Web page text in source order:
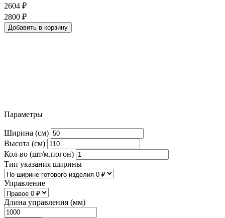
2604 ₽
2800 ₽
Добавить в корзину
Параметры
Ширина (см)
Высота (см)
Кол-во (шт/м.погон)
Тип указания ширины
Управление
Длина управления (мм)